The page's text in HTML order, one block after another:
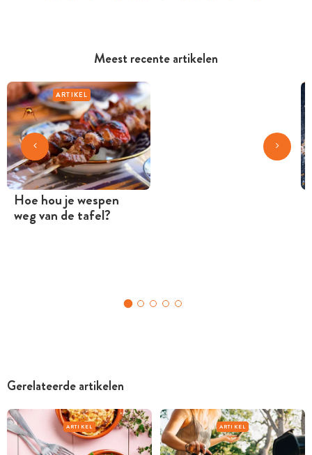
Meest recente artikelen
ARTIKEL
Hoe hou je wespen
weg van de tafel?
Gerelateerde artikelen
ARTIKEL ARTIKEL